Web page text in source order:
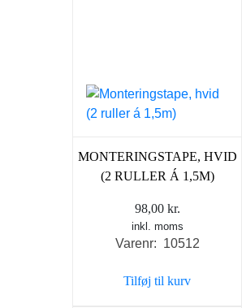
MONTERINGSTAPE, HVID
(2 RULLER Á 1,5M)
98,00 kr.
inkl. moms
Varenr: 10512
Tilføj til kurv